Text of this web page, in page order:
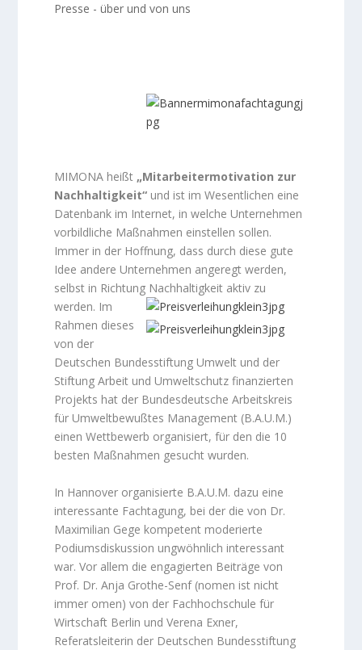
Presse - über und von uns
MIMONA heißt „Mitarbeitermotivation zur
Nachhaltigkeit“ und ist im Wesentlichen eine
Datenbank im Internet, in welche Unternehmen
vorbildliche Maßnahmen einstellen sollen.
Immer in der Hoffnung, dass durch diese gute
Idee andere Unternehmen angeregt werden,
selbst in Richtung Nachhaltigkeit aktiv zu
werden. Im
Rahmen dieses
von der
Deutschen Bundesstiftung Umwelt und der
Stiftung Arbeit und Umweltschutz finanzierten
Projekts hat der Bundesdeutsche Arbeitskreis
für Umweltbewußtes Management (B.A.U.M.)
einen Wettbewerb organisiert, für den die 10
besten Maßnahmen gesucht wurden.
In Hannover organisierte B.A.U.M. dazu eine
interessante Fachtagung, bei der die von Dr.
Maximilian Gege kompetent moderierte
Podiumsdiskussion ungwöhnlich interessant
war. Vor allem die engagierten Beiträge von
Prof. Dr. Anja Grothe-Senf (nomen ist nicht
immer omen) von der Fachhochschule für
Wirtschaft Berlin und Verena Exner,
Referatsleiterin der Deutschen Bundesstiftung